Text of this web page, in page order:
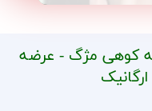
کوهی مژگ - عرضه